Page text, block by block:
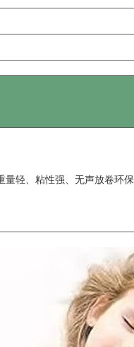
量轻、粘性强、无声放卷环保